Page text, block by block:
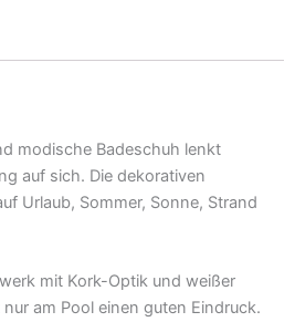
modische Badeschuh lenkt
auf sich. Die dekorativen
Urlaub, Sommer, Sonne, Strand
mit Kork-Optik und weißer
am Pool einen guten Eindruck.